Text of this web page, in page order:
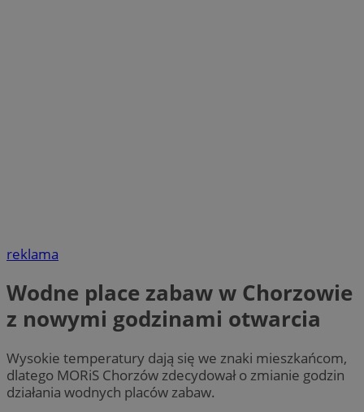
reklama
Wodne place zabaw w Chorzowie
z nowymi godzinami otwarcia
Wysokie temperatury dają się we znaki mieszkańcom,
dlatego MORiS Chorzów zdecydował o zmianie godzin
działania wodnych placów zabaw.